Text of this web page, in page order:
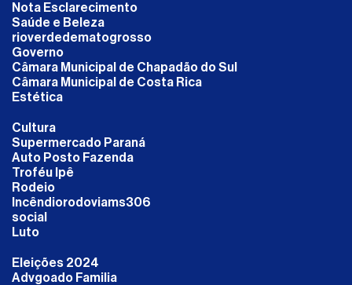
Nota Esclarecimento
Saúde e Beleza
rioverdedematogrosso
Governo
Câmara Municipal de Chapadão do Sul
Câmara Municipal de Costa Rica
Estética
Cultura
Supermercado Paraná
Auto Posto Fazenda
Troféu Ipê
Rodeio
Incêndiorodoviams306
social
Luto
Eleições 2024
Advgoado Familia